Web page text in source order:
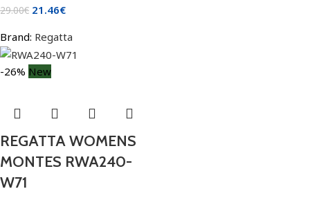
29.00€ 21.46€
Brand: Regatta
-26% New
REGATTA WOMENS
MONTES RWA240-
W71